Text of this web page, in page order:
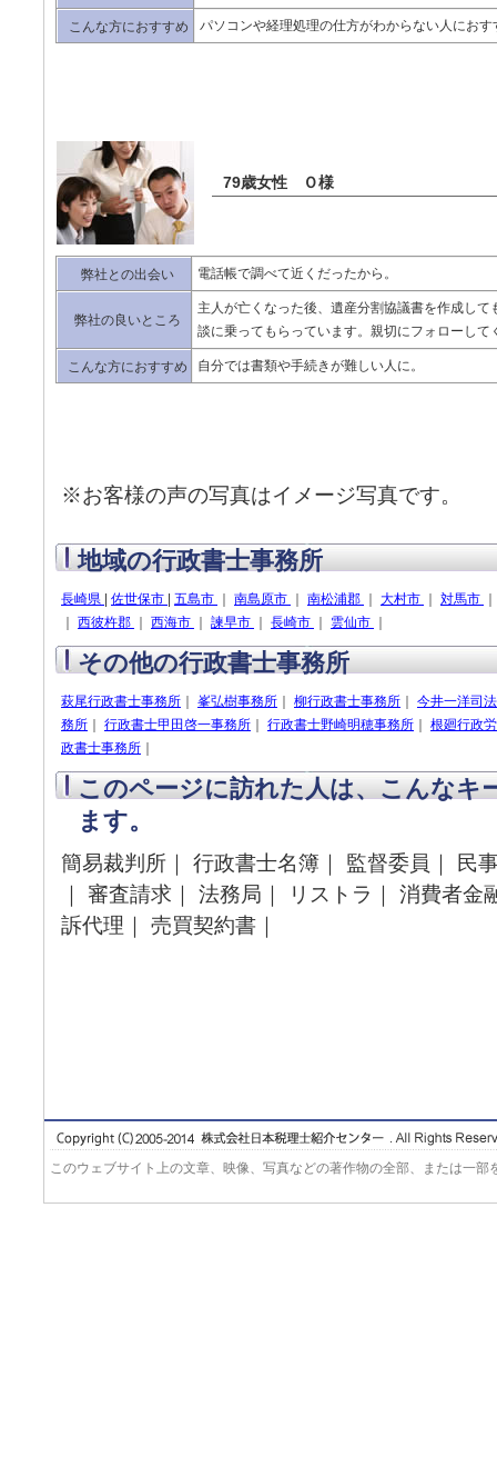
こんな方におすすめ パソコンや経理処理の仕方がわからない人におす
79歳女性 Ｏ様
弊社との出会い 電話帳で調べて近くだったから。
弊社の良いところ
主人が亡くなった後、遺産分割協議書を作成し
談に乗ってもらっています。親切にフォローして
こんな方におすすめ 自分では書類や手続きが難しい人に。
※お客様の声の写真はイメージ写真です。
地域の行政書士事務所
長崎県 佐世保市 五島市 南島原市 南松浦郡 大村市 対馬市
西彼杵郡 西海市 諫早市 長崎市 雲仙市
その他の行政書士事務所
萩尾行政書士事務所 峯弘樹事務所 柳行政書士事務所
今井一洋司
務所
行政書士甲田啓一事務所 行政書士野崎明穂事務所
根廻行政
政書士事務所
このページに訪れた人は、こんなキ
ます。
簡易裁判所｜ 行政書士名簿｜ 監督委員｜ 民
｜ 審査請求｜ 法務局｜ リストラ｜ 消費者
訴代理｜ 売買契約書｜
このウェブサイト上の文章、映像、写真などの著作物の全部、または一